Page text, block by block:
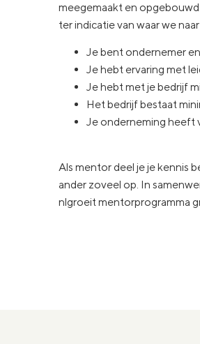
meegemaakt en
ter indicatie van waar we
Je bent ondernemer
Je hebt ervaring met
Je hebt met je bedrijf
Het bedrijf bestaat
Je onderneming heeft
Als mentor deel je je kennis
ander zoveel op. In
nlgroeit mentorprogramma